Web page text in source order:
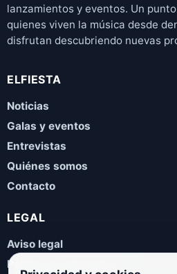
lanzamientos y eventos. Un
quienes viven la música desde
disfrutan descubriendo nuevas
ELFIESTA
Noticias
Galas y eventos
Entrevistas
Quiénes somos
Contacto
LEGAL
Aviso legal
Política de privacidad